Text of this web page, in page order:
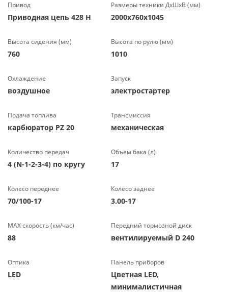
Привод
Приводная цепь 428 Н
Размеры техники ДхШхВ (мм)
2000х760х1045
Высота сидения (мм)
760
Высота по рулю (мм)
1010
Охлаждение
воздушное
Запуск
электростартер
Подача топлива
карбюратор PZ 20
Трансмиссия
механическая
Количество передач
4 (N-1-2-3-4) по кругу
Объем бака (л)
17
Колесо переднее
70/100-17
Колесо заднее
3.00-17
МАХ скорость (км/час)
88
Передний тормозной диск
вентилируемый D 240
Оптика
LED
Панель приборов
Цветная LED,
минималистичная